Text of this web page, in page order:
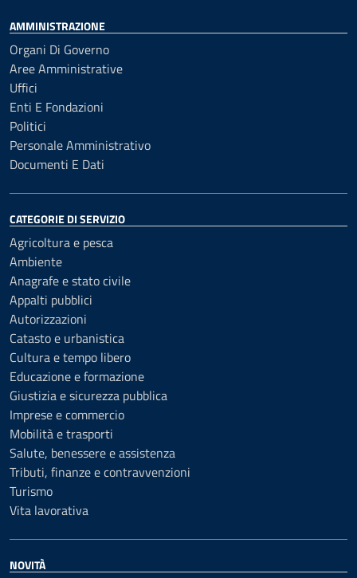
AMMINISTRAZIONE
Organi Di Governo
Aree Amministrative
Uffici
Enti E Fondazioni
Politici
Personale Amministrativo
Documenti E Dati
CATEGORIE DI SERVIZIO
Agricoltura e pesca
Ambiente
Anagrafe e stato civile
Appalti pubblici
Autorizzazioni
Catasto e urbanistica
Cultura e tempo libero
Educazione e formazione
Giustizia e sicurezza pubblica
Imprese e commercio
Mobilità e trasporti
Salute, benessere e assistenza
Tributi, finanze e contravvenzioni
Turismo
Vita lavorativa
NOVITÀ